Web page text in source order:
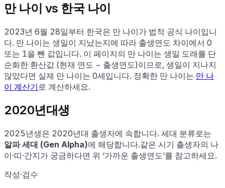
만 나이 vs 한국 나이
2023년 6월 28일부터 한국은 만 나이가 법적 공식 나이입니
다. 만 나이는 생일이 지났는지에 따라 출생연도 차이에서 0
또는 1을 뺀 값입니다. 이 페이지의 만 나이는 생일 도래를 단
순화한 환산값 (현재 연도 − 출생연도)이므로, 생일이 지나지
않았다면 실제 만 나이는 0세입니다. 정확한 만 나이는 만 나
이 계산기 로 계산하세요.
2020년대생
2025 년생은 2020년대 출생자에 속합니다. 세대 분류로는
알파 세대 (Gen Alpha)에 해당합니다.같은 시기 출생자의 나
이·띠·간지가 궁금하다면 위 ‘가까운 출생연도’를 참고하세요.
작성·검수